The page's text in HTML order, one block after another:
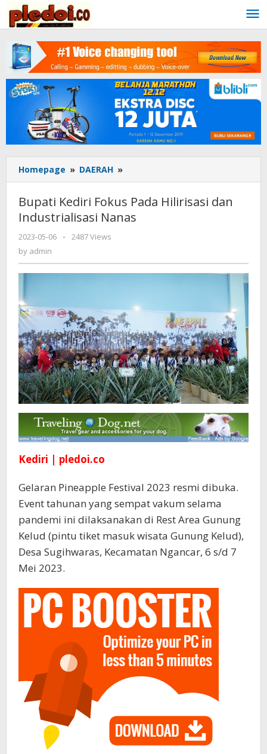
content
Homepage » DAERAH »
Kediri
Pada
Hilirisasi
Bupati Kediri Fokus Pada Hilirisasi dan
Industrialisasi Nanas
2023-05-06
by
-
2487 Views
by admin
Kediri | pledoi.co
Gelaran Pineapple Festival 2023 resmi dibuka.
Event tahunan yang sempat vakum selama
pandemi ini dilaksanakan di Rest Area Gunung
Kelud (pintu tiket masuk wisata Gunung Kelud),
Desa Sugihwaras, Kecamatan Ngancar, 6 s/d 7
Mei 2023.